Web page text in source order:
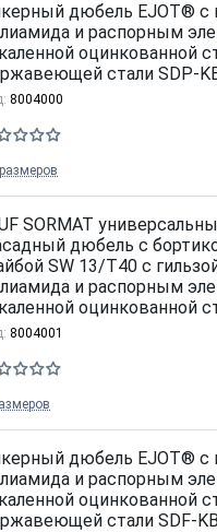
дюбель EJOT® с
и распорным
оцинкованной
стали SDP-
8004000
SORMAT
дюбель с
SW 13/T40 с
и распорным
оцинкованной
8004001
дюбель EJOT® с
и распорным
оцинкованной
стали SDF-KB